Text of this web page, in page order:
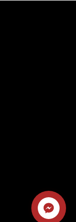
Kontaktirajte
nas